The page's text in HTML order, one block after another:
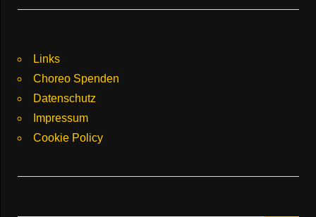
Links
Choreo Spenden
Datenschutz
Impressum
Cookie Policy